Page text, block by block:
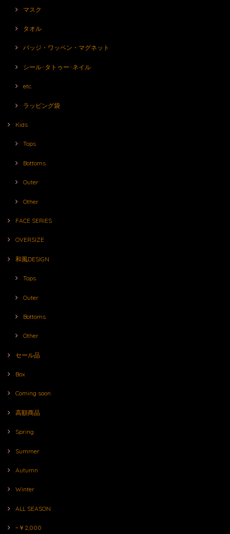
マスク
タオル
バッジ・ワッペン・マグネット
シール･タトゥー･ネイル
etc.
ラッピング袋
Kids
Tops
Bottoms
Outer
Other
FACE SERIES
OVERSIZE
和風DESIGN
Tops
Outer
Bottoms
Other
セール品
Box
Coming soon
高額商品
Spring
Summer
Autumn
Winter
ALL SEASON
~￥2,000